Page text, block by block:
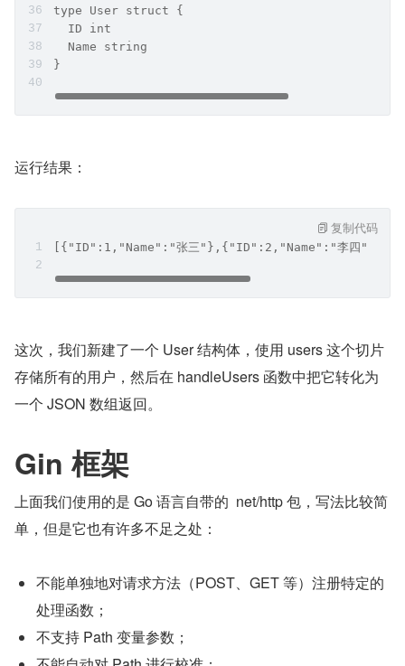
type User struct {
  ID int
  Name string
}
运行结果：
[{"ID":1,"Name":"张三"},{"ID":2,"Name":"李四
复制代码
这次，我们新建了一个 User 结构体，使用 users 这个切片
存储所有的用户，然后在 handleUsers 函数中把它转化为
一个 JSON 数组返回。
Gin 框架
上面我们使用的是 Go 语言自带的  net/http 包，写法比较简
单，但是它也有许多不足之处：
不能单独地对请求方法（POST、GET 等）注册特定的
处理函数；
不支持 Path 变量参数；